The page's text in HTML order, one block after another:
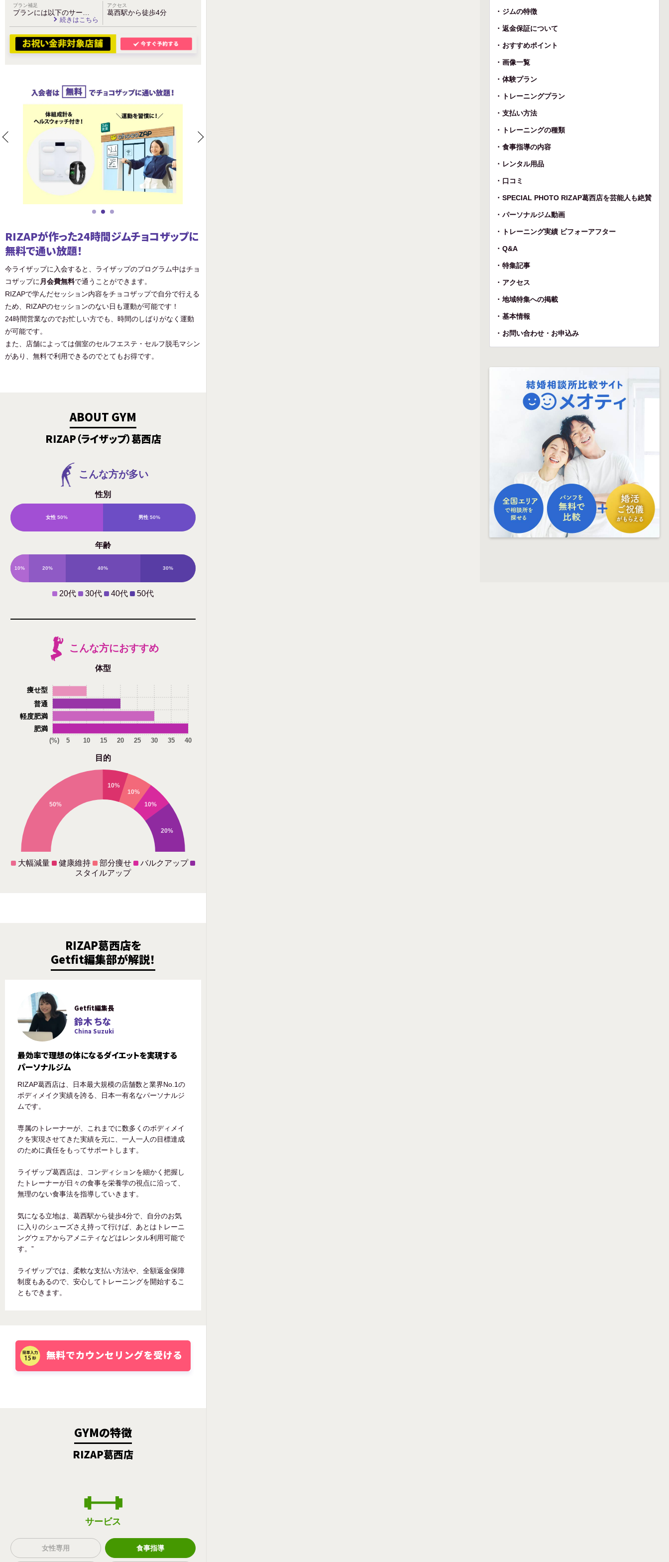
プラン補足
プランには以下のサー…
続きはこちら
アクセス
葛西駅から徒歩4分
RIZAPが作った24時間ジムチョコザップに
無料で通い放題！
今ライザップに入会すると、ライザップのプログラム中はチョ
コザップに 月会費無料で通うことができます。
RIZAPで学んだセッション内容をチョコザップで自分で行える
ため、RIZAPのセッションのない日も運動が可能です！
24時間営業なのでお忙しい方でも、時間のしばりがなく運動
が可能です。
また、店舗によっては個室のセルフエステ・セルフ脱毛マシン
があり、無料で利用できるのでとてもお得です。
ABOUT GYM
RIZAP（ライザップ）葛西店
こんな方が多い
性別
女性 50% 男性 50%
年齢
10% 20% 40% 30%
20代 30代 40代 50代
こんな方におすすめ
体型
肥満
軽度肥満
普通
痩せ型
(%) 5 10 15 20 25 30 35 40
目的
50%
10%
10%
10%
20%
大幅減量 健康維持 部分痩せ
バルクアップ
スタイルアップ
RIZAP葛西店を
Getfit編集部が解説！
Getfit編集長
鈴木 ちな
China Suzuki
最効率で理想の体になるダイエットを実現する
パーソナルジム
RIZAP葛西店は、日本最大規模の店舗数と業界No.1の
ボディメイク実績を誇る、日本一有名なパーソナルジ
ムです。
専属のトレーナーが、これまでに数多くのボディメイ
クを実現させてきた実績を元に、一人一人の目標達成
のために責任をもってサポートします。
ライザップ葛西店は、コンディションを細かく把握し
たトレーナーが日々の食事を栄養学の視点に沿って、
無理のない食事法を指導していきます。
気になる立地は、葛西駅から徒歩4分で、自分のお気
に入りのシューズさえ持って行けば、あとはトレーニ
ングウェアからアメニティなどはレンタル利用可能で
す。”
ライザップでは、柔軟な支払い方法や、全額返金保障
制度もあるので、安心してトレーニングを開始するこ
ともできます。
GYMの特徴
RIZAP葛西店
サービス
女性専用 食事指導
ジムの特徴
返金保証について
おすすめポイント
画像一覧
体験プラン
トレーニングプラン
支払い方法
トレーニングの種類
食事指導の内容
レンタル用品
口コミ
SPECIAL PHOTO RIZAP葛西店を芸能人も絶賛
パーソナルジム動画
トレーニング実績 ビフォーアフター
Q&A
特集記事
アクセス
地域特集への掲載
基本情報
お問い合わせ・お申込み